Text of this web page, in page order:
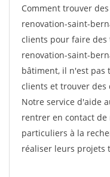
Comment trouver
renovation-saint-
clients pour faire des
renovation-saint-
bâtiment, il n'est pas
clients et trouver
Notre service d'aide
rentrer en contact de
particuliers à la
réaliser leurs projets